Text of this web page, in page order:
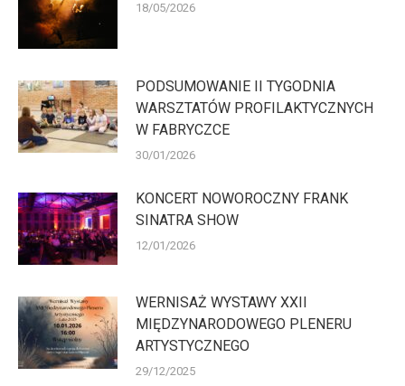
18/05/2026
PODSUMOWANIE II TYGODNIA
WARSZTATÓW PROFILAKTYCZNYCH
W FABRYCZCE
30/01/2026
KONCERT NOWOROCZNY FRANK
SINATRA SHOW
12/01/2026
WERNISAŻ WYSTAWY XXII
MIĘDZYNARODOWEGO PLENERU
ARTYSTYCZNEGO
29/12/2025